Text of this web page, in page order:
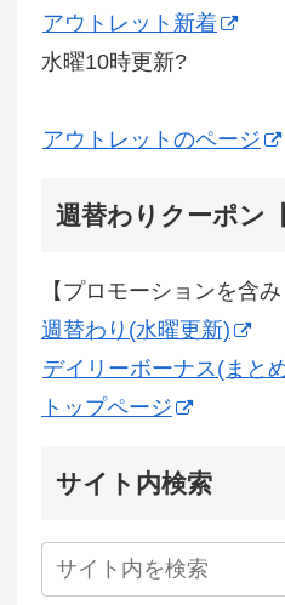
アウトレット新着
水曜10時更新?
アウトレットのページ
週替わりクーポン
【プロモーションを含み
週替わり(水曜更新)
デイリーボーナス(まと
トップページ
サイト内検索